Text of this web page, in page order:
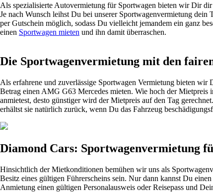
Als spezialisierte Autovermietung für Sportwagen bieten wir Dirdir
Je nach Wunsch leihst Du bei unserer Sportwagenvermietung
per Gutschein möglich, sodass Du vielleicht jemandem ein ganz
einen Sportwagen mieten und ihn damit überraschen.
Die Sportwagenvermietung mit den
Als erfahrene und zuverlässige Sportwagen Vermietung bieten wir
Betrag einen AMG G63 Mercedes mieten. Wie hoch der Mietpreis
anmietest, desto günstiger wird der Mietpreis auf den Tag
erhältst sie natürlich zurück, wenn Du das Fahrzeug
Diamond Cars: Sportwagenvermietung
Hinsichtlich der Mietkonditionen bemühen wir uns als
Besitz eines gültigen Führerscheins sein. Nur dann kannst Du
Anmietung einen gültigen Personalausweis oder Reisepass und